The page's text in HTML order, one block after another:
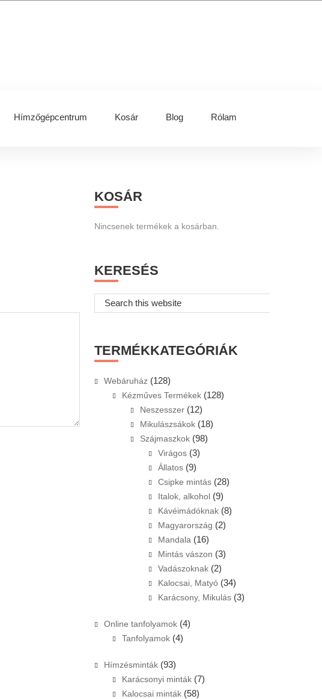
Hímzőgépcentrum Kosár Blog Rólam
Primary
Sidebar
KOSÁR
Nincsenek termékek a kosárban.
KERESÉS
Search
this
TERMÉKKATEGÓRIÁK
Webáruház (128)
Kézműves Termékek (128)
Neszesszer (12)
Mikulászsákok (18)
Szájmaszkok (98)
Virágos (3)
Állatos (9)
Csipke mintás (28)
Italok, alkohol (9)
Kávéimádóknak (8)
Magyarország (2)
Mandala (16)
Mintás vászon (3)
Vadászoknak (2)
Kalocsai, Matyó (34)
Karácsony, Mikulás (3)
Online tanfolyamok (4)
Tanfolyamok (4)
Hímzésminták (93)
Karácsonyi minták (7)
Kalocsai minták (58)